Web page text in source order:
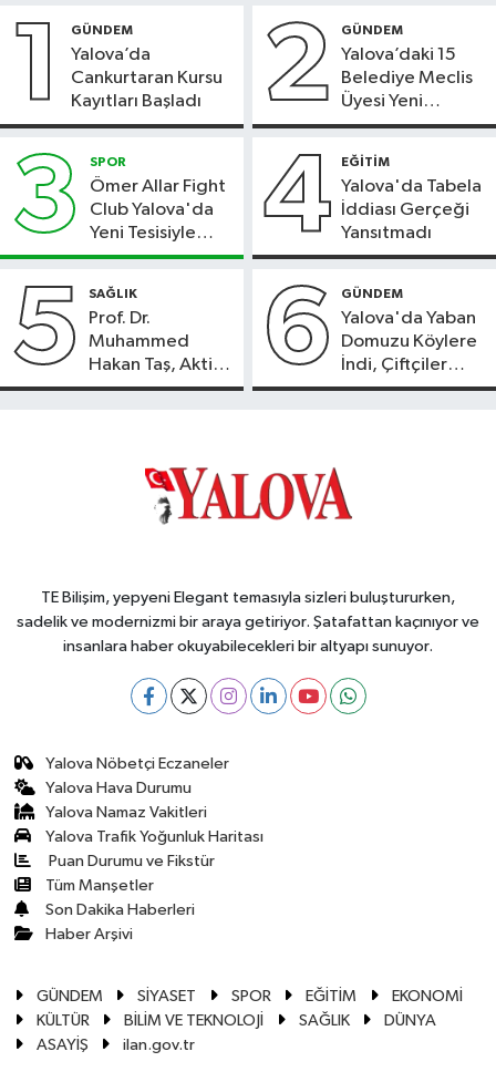
1 GÜNDEM
Yalova’da
Cankurtaran Kursu
Kayıtları Başladı
2 GÜNDEM
Yalova’daki 15
Belediye Meclis
Üyesi Yeni
Parti’ye Geçiyor
3 SPOR
Ömer Allar Fight
Club Yalova'da
Yeni Tesisiyle
Hizmete Başladı
4 EĞİTİM
Yalova'da Tabela
İddiası Gerçeği
Yansıtmadı
5 SAĞLIK
Prof. Dr.
Muhammed
Hakan Taş, Aktif
International
6 GÜNDEM
Yalova'da Yaban
Domuzu Köylere
İndi, Çiftçiler
Endişeli!
TE Bilişim, yepyeni Elegant temasıyla sizleri buluştururken,
sadelik ve modernizmi bir araya getiriyor. Şatafattan kaçınıyor ve
insanlara haber okuyabilecekleri bir altyapı sunuyor.
Yalova Nöbetçi Eczaneler
Yalova Hava Durumu
Yalova Namaz Vakitleri
Yalova Trafik Yoğunluk Haritası
Puan Durumu ve Fikstür
Tüm Manşetler
Son Dakika Haberleri
Haber Arşivi
GÜNDEM SİYASET SPOR EĞİTİM
EKONOMİ
KÜLTÜR
BİLİM VE TEKNOLOJİ SAĞLIK
DÜNYA
ASAYİŞ
ilan.gov.tr